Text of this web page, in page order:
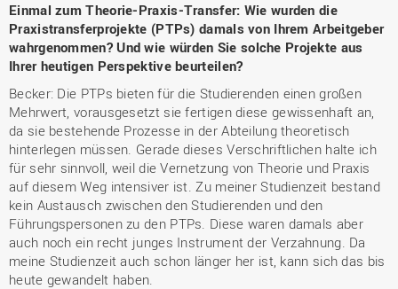
Einmal zum Theorie-Praxis-Transfer: Wie wurden die
Praxistransferprojekte (PTPs) damals von Ihrem Arbeitgeber
wahrgenommen? Und wie würden Sie solche Projekte aus
Ihrer heutigen Perspektive beurteilen?
Becker: Die PTPs bieten für die Studierenden einen großen
Mehrwert, vorausgesetzt sie fertigen diese gewissenhaft an,
da sie bestehende Prozesse in der Abteilung theoretisch
hinterlegen müssen. Gerade dieses Verschriftlichen halte ich
für sehr sinnvoll, weil die Vernetzung von Theorie und Praxis
auf diesem Weg intensiver ist. Zu meiner Studienzeit bestand
kein Austausch zwischen den Studierenden und den
Führungspersonen zu den PTPs. Diese waren damals aber
auch noch ein recht junges Instrument der Verzahnung. Da
meine Studienzeit auch schon länger her ist, kann sich das bis
heute gewandelt haben.